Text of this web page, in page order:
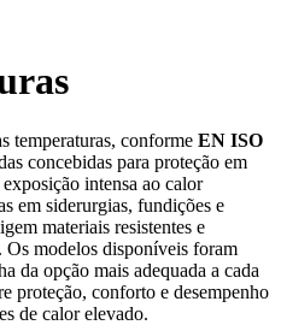
temperaturas, conforme EN ISO
concebidas para proteção em
intensa ao calor
em siderurgias, fundições e
materiais resistentes e
Os modelos disponíveis foram
da opção mais adequada a cada
proteção, conforto e desempenho
de calor elevado.